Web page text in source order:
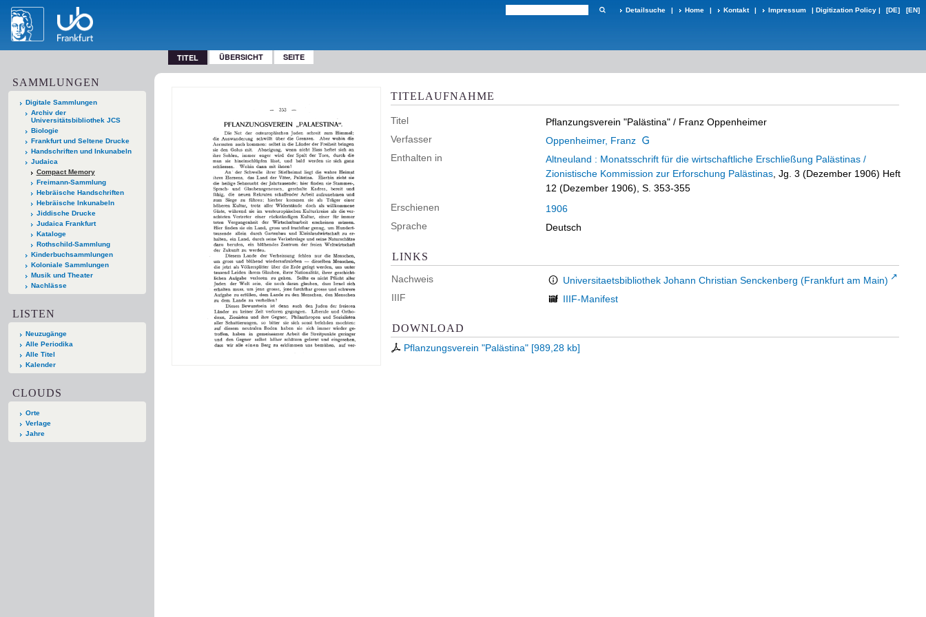
Detailsuche | Home | Kontakt | Impressum | Digitization Policy | [DE] [EN]
TITEL ÜBERSICHT SEITE
SAMMLUNGEN
Digitale Sammlungen
Archiv der
Universitätsbibliothek JCS
Biologie
Frankfurt und Seltene Drucke
Handschriften und Inkunabeln
Judaica
Compact Memory
Freimann-Sammlung
Hebräische Handschriften
Hebräische Inkunabeln
Jiddische Drucke
Judaica Frankfurt
Kataloge
Rothschild-Sammlung
Kinderbuchsammlungen
Koloniale Sammlungen
Musik und Theater
Nachlässe
LISTEN
Neuzugänge
Alle Periodika
Alle Titel
Kalender
CLOUDS
Orte
Verlage
Jahre
TITELAUFNAHME
Titel Pflanzungsverein "Palästina" / Franz Oppenheimer
Verfasser
Oppenheimer, Franz
Enthalten in
Altneuland : Monatsschrift für die wirtschaftliche Erschließung Palästinas /
Zionistische Kommission zur Erforschung Palästinas , Jg. 3 (Dezember 1906) Heft
12 (Dezember 1906), S. 353-355
Erschienen
1906
Sprache
Deutsch
LINKS
Nachweis
Universitaetsbibliothek Johann Christian Senckenberg (Frankfurt am Main)
IIIF
IIIF-Manifest
DOWNLOAD
Pflanzungsverein "Palästina" [989,28 kb]